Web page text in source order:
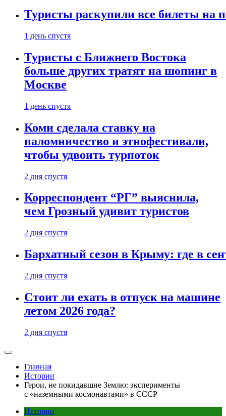
Туристы раскупили все билеты на
1 день спустя
Туристы с Ближнего Востока
больше других тратят на шопинг в
Москве
1 день спустя
Коми сделала ставку на
паломничество и этнофестивали,
чтобы удвоить турпоток
2 дня спустя
Корреспондент “РГ” выяснила,
чем Грозный удивит туристов
2 дня спустя
Бархатный сезон в Крыму: где в
2 дня спустя
Стоит ли ехать в отпуск на машине
летом 2026 года?
2 дня спустя
Главная
Истории
Герои, не покидавшие Землю: эксперименты
с «наземными космонавтами» в СССР
Истории